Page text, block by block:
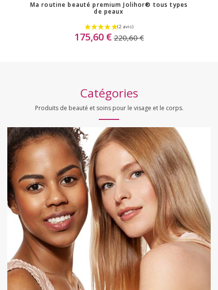
Ma routine beauté premium Jolihor® tous types
de peaux
175,60 € 220,60 €
Catégories
Produits de beauté et soins pour le visage et le corps.